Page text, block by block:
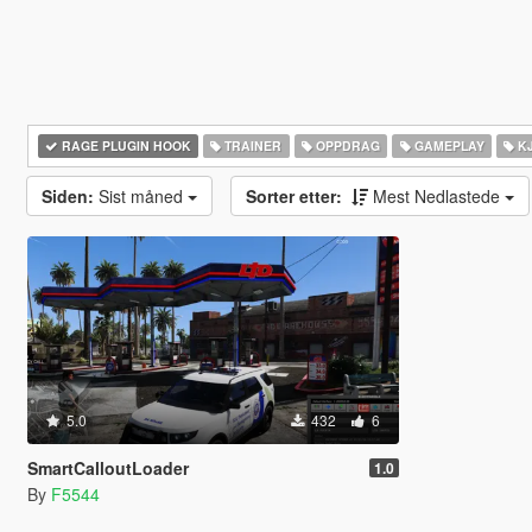
RAGE PLUGIN HOOK TRAINER OPPDRAG GAMEPLAY
Siden: Sist måned Sorter etter: Mest Nedlastede
5.0 432 6
SmartCalloutLoader 1.0
By F5544